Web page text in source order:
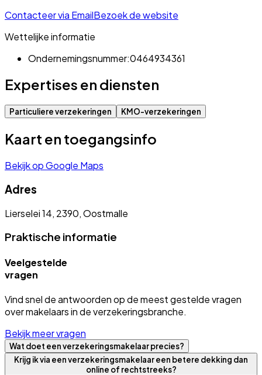
Contacteer via EmailBezoek de website
Wettelijke informatie
Ondernemingsnummer:0464934361
Expertises en diensten
Particuliere verzekeringen KMO-verzekeringen
Kaart en toegangsinfo
Bekijk op Google Maps
Adres
Lierselei 14, 2390, Oostmalle
Praktische informatie
Veelgestelde
vragen
Vind snel de antwoorden op de meest gestelde vragen
over makelaars in de verzekeringsbranche.
Bekijk meer vragen
Wat doet een verzekeringsmakelaar precies?
Krijg ik via een verzekeringsmakelaar een betere dekking dan
online of rechtstreeks?